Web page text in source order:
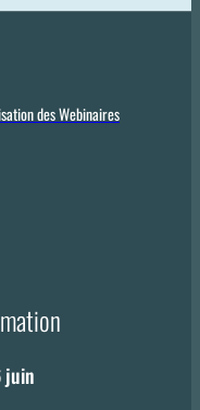
des Webinaires
juin